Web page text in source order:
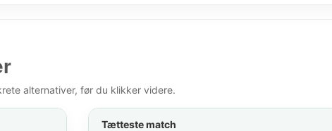
alternativer, før du klikker videre.
Tætteste match